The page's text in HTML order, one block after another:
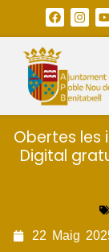
Obertes les
Digital
22 Maig